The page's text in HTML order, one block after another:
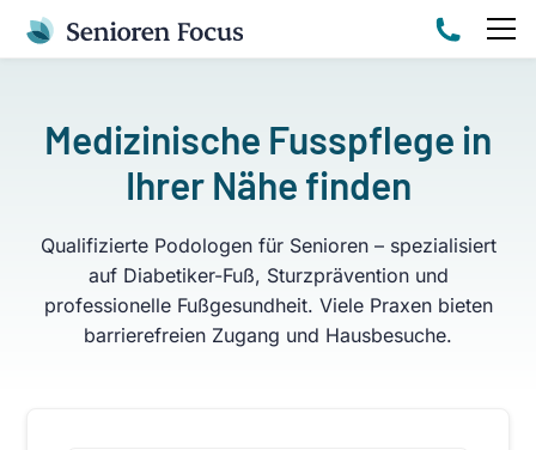
Medizinische Fusspflege in
Ihrer Nähe finden
Qualifizierte Podologen für Senioren – spezialisiert
auf Diabetiker-Fuß, Sturzprävention und
professionelle Fußgesundheit. Viele Praxen bieten
barrierefreien Zugang und Hausbesuche.